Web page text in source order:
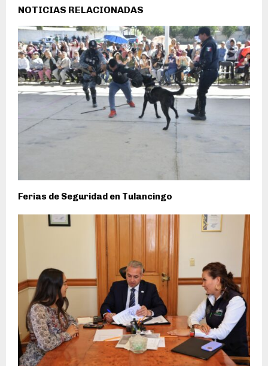
NOTICIAS RELACIONADAS
Ferias de Seguridad en Tulancingo